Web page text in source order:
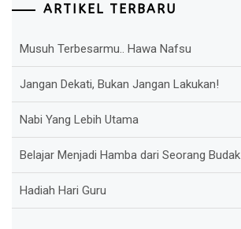
ARTIKEL TERBARU
Musuh Terbesarmu.. Hawa Nafsu
Jangan Dekati, Bukan Jangan Lakukan!
Nabi Yang Lebih Utama
Belajar Menjadi Hamba dari Seorang Budak
Hadiah Hari Guru